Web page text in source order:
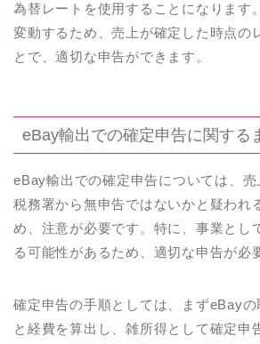
為替レートを使用することになります
変動するため、売上が確定した時点の
とで、適切な申告ができます。
eBay輸出での確定申告に関する
eBay輸出での確定申告については、売
税務署から無申告ではないかと疑われ
め、注意が必要です。特に、事業とし
る可能性があるため、適切な申告が必
確定申告の手順としては、まずeBay
と経費を算出し、雑所得として確定申